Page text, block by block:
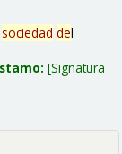
sociedad del
Signatura